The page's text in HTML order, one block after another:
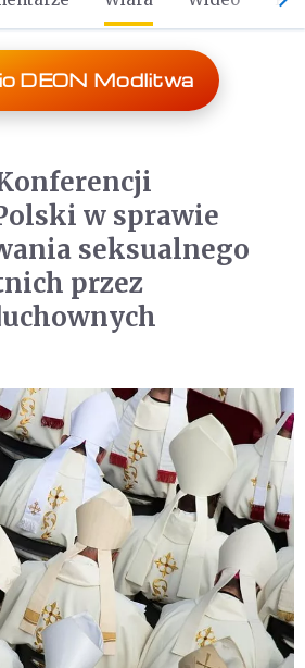
DEON Modlitwa
w sprawie
seksualnego
przez